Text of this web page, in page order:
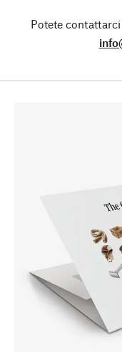
Potete